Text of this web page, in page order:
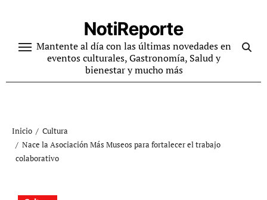
contenido
NotiReporte
Mantente al día con las últimas novedades en
eventos culturales, Gastronomía, Salud y
bienestar y mucho más
Inicio
Cultura
Nace la Asociación Más Museos para fortalecer el trabajo
colaborativo